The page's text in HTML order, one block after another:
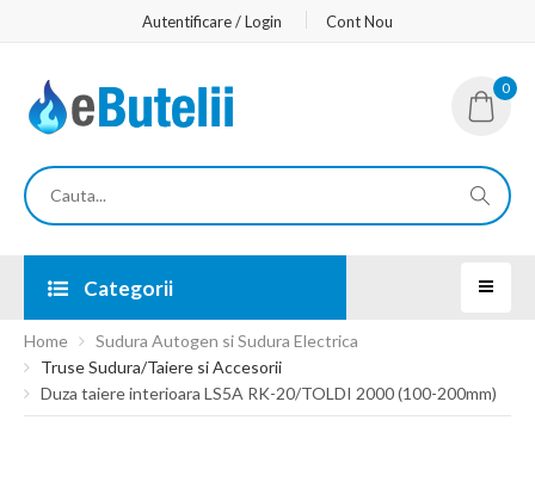
Autentificare / Login Cont Nou
0
Categorii
Home
Sudura Autogen si Sudura Electrica
Truse Sudura/Taiere si Accesorii
Duza taiere interioara LS5A RK-20/TOLDI 2000 (100-200mm)